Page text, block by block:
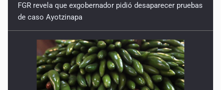
FGR revela que exgobernador pidió desaparecer pruebas
de caso Ayotzinapa